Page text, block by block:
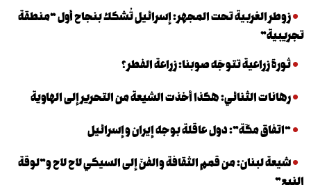
تحت المجهر: إسرائيل تُشكك بنجاح أول “منطقة
تتوجّه صوبنا: زراعة الفطر؟
الثنائي: هكذا أخذت الشيعة من التحرير إلى الهاوية
مكّة”: دول عاقلة بوجه إيران وإسرائيل
من قمم الثقافة والفنّ إلى السيكي لاح لاح و”لوقة